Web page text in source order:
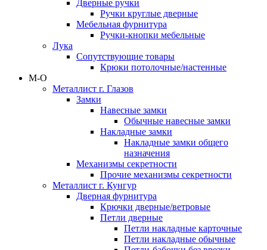
Дверные ручки
Ручки круглые дверные
Мебельная фурнитура
Ручки-кнопки мебельные
Лука
Сопутствующие товары
Крюки потолочные/настенные
М-О
Металлист г. Глазов
Замки
Навесные замки
Обычные навесные замки
Накладные замки
Накладные замки общего
назначения
Механизмы секретности
Прочие механизмы секретности
Металлист г. Кунгур
Дверная фурнитура
Крючки дверные/ветровые
Петли дверные
Петли накладные карточные
Петли накладные обычные